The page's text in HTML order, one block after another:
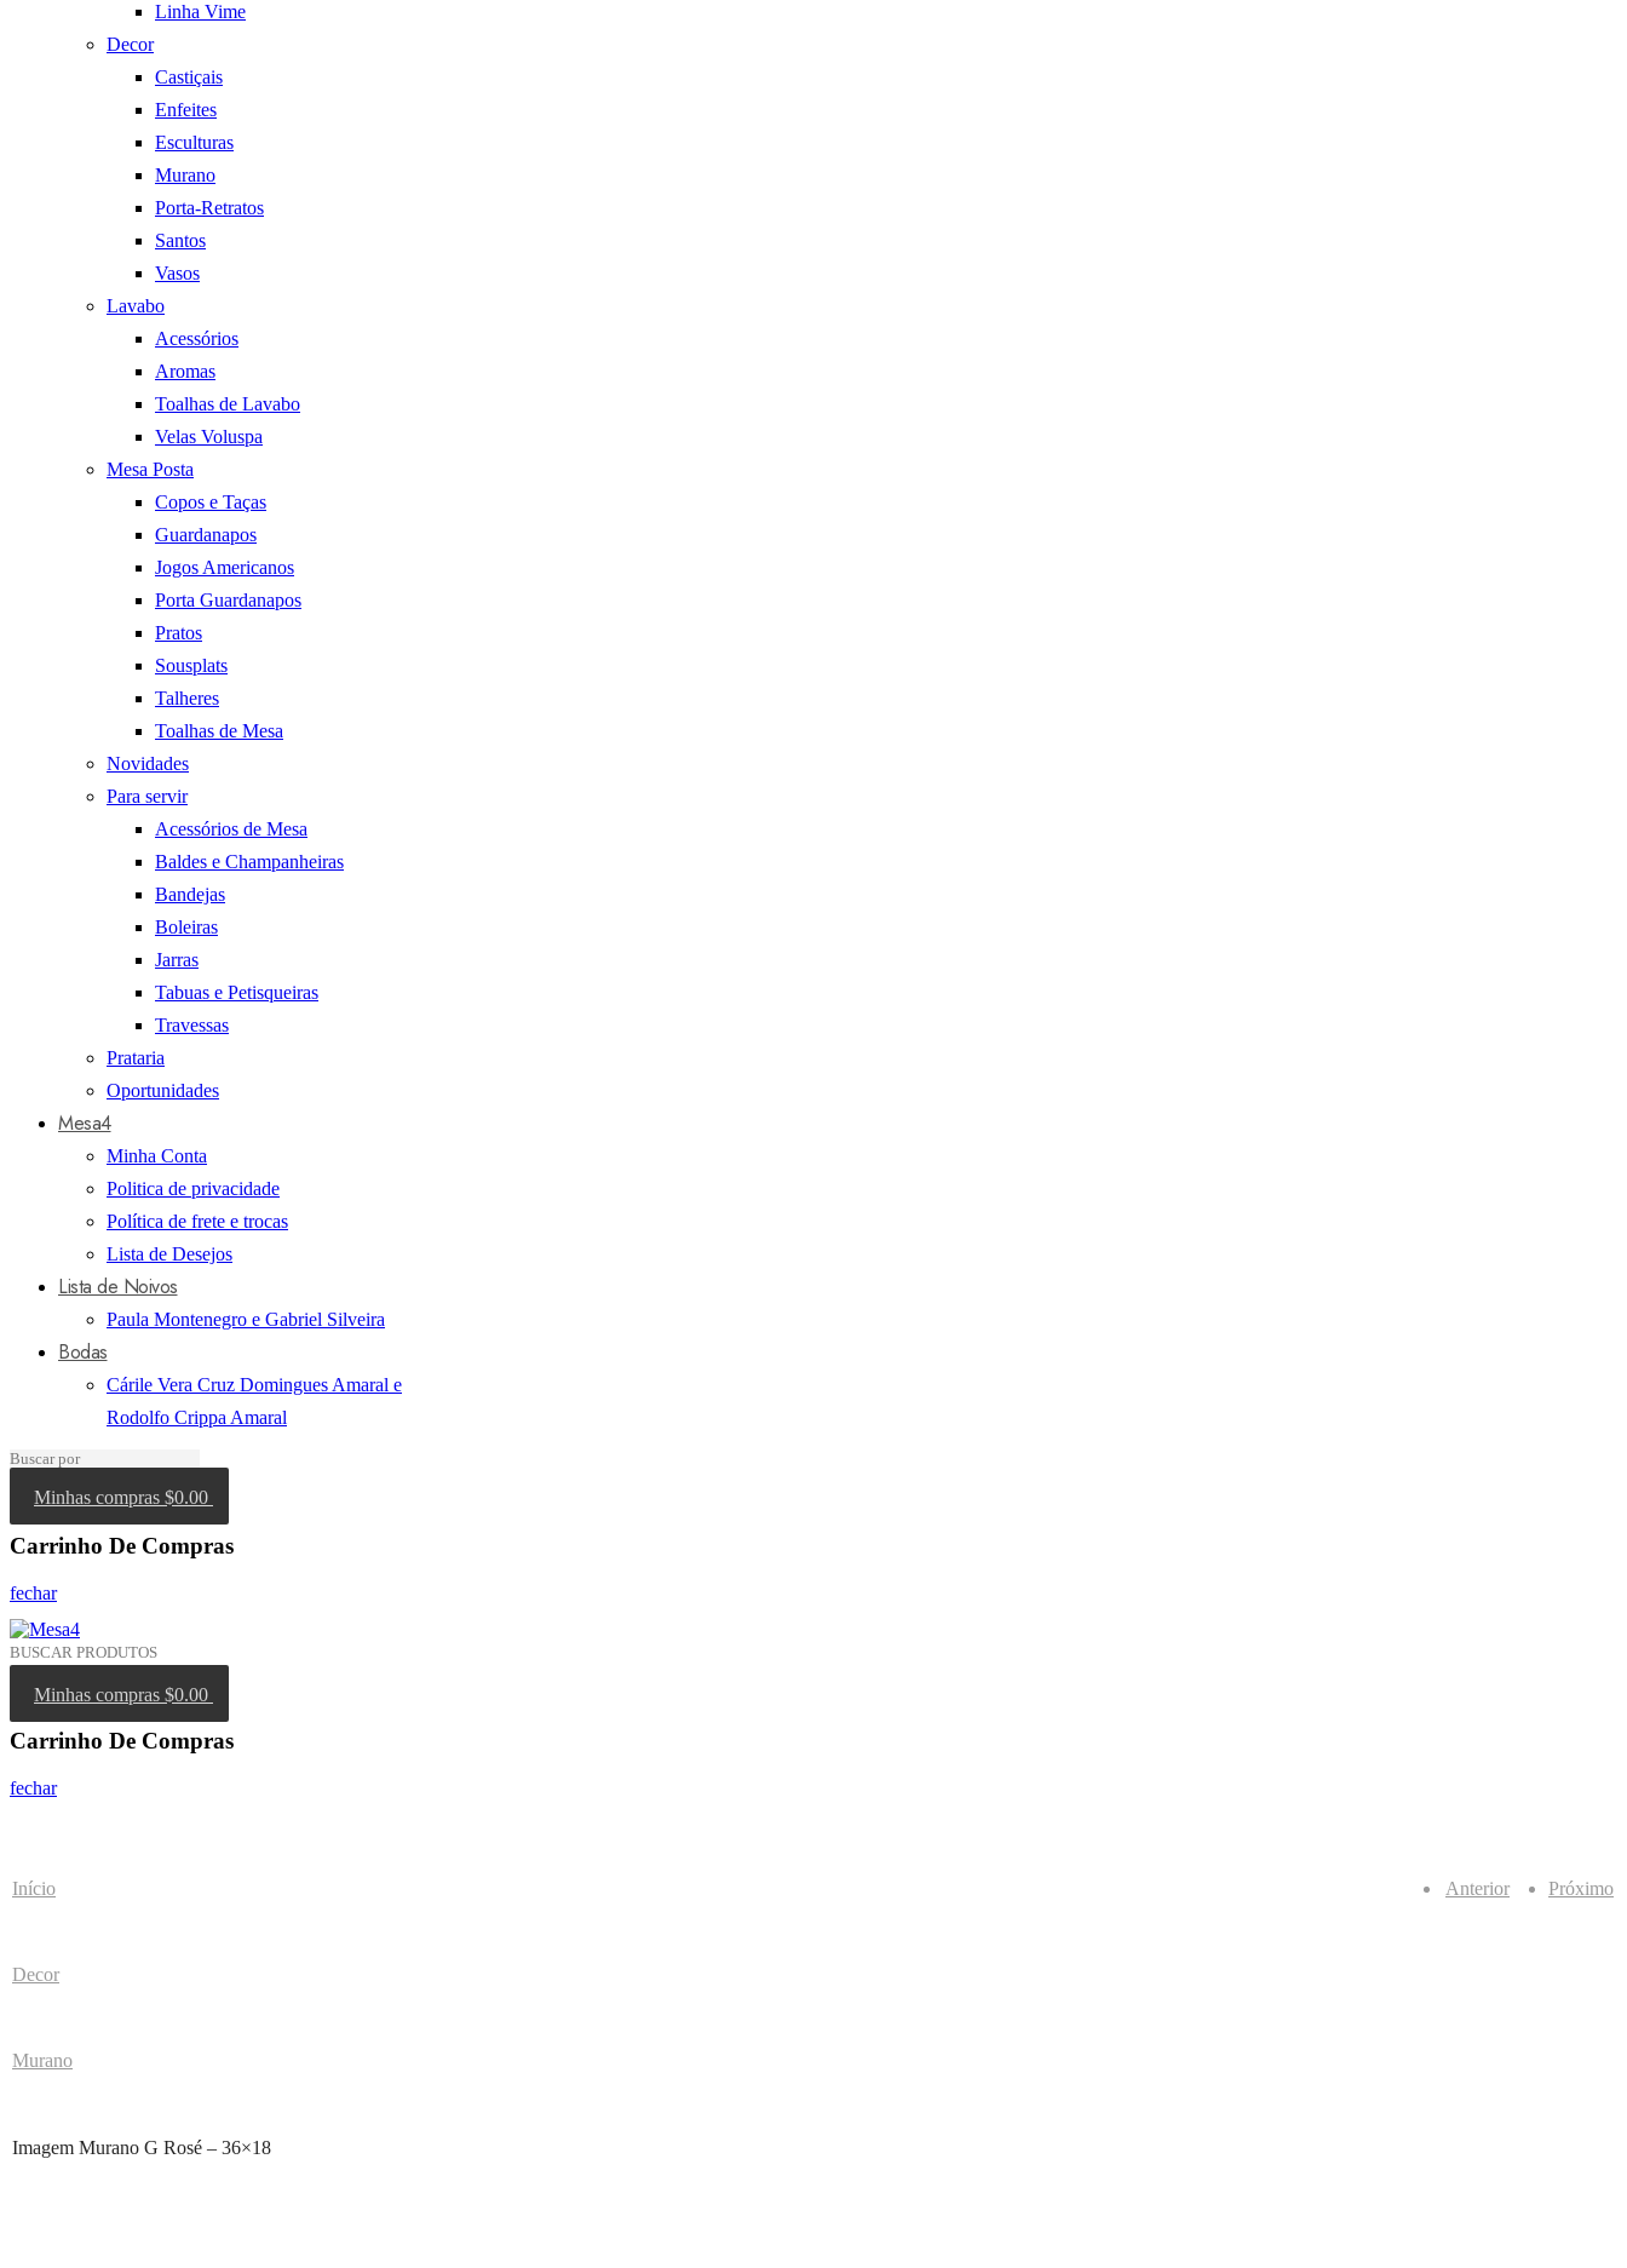
Linha Vime
Decor
Castiçais
Enfeites
Esculturas
Murano
Porta-Retratos
Santos
Vasos
Lavabo
Acessórios
Aromas
Toalhas de Lavabo
Velas Voluspa
Mesa Posta
Copos e Taças
Guardanapos
Jogos Americanos
Porta Guardanapos
Pratos
Sousplats
Talheres
Toalhas de Mesa
Novidades
Para servir
Acessórios de Mesa
Baldes e Champanheiras
Bandejas
Boleiras
Jarras
Tabuas e Petisqueiras
Travessas
Prataria
Oportunidades
Mesa4
Minha Conta
Politica de privacidade
Política de frete e trocas
Lista de Desejos
Lista de Noivos
Paula Montenegro e Gabriel Silveira
Bodas
Cárile Vera Cruz Domingues Amaral e
Rodolfo Crippa Amaral
Minhas compras $0.00
Carrinho De Compras
fechar
Minhas compras $0.00
Carrinho De Compras
fechar
Início
Decor
Murano
Imagem Murano G Rosé – 36×18
Anterior Próximo